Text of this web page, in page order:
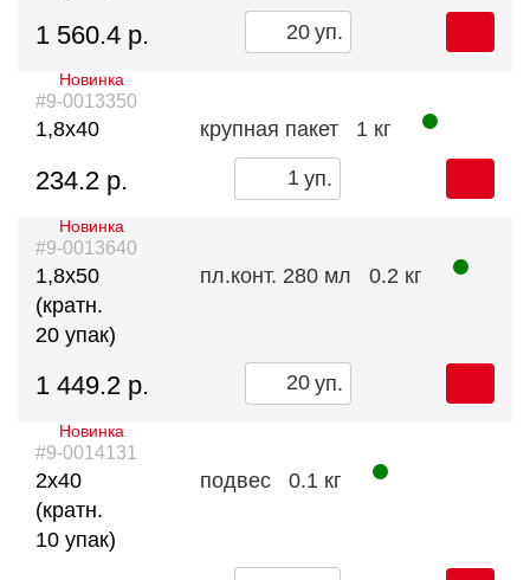
1 560.4 р. уп.
#9-0013350
Новинка
1,8х40 крупная пакет 1 кг
234.2 р. уп.
#9-0013640
Новинка
1,8х50
(кратн.
20 упак)
пл.конт. 280 мл 0.2 кг
1 449.2 р. уп.
#9-0014131
Новинка
2х40
(кратн.
10 упак)
подвес 0.1 кг